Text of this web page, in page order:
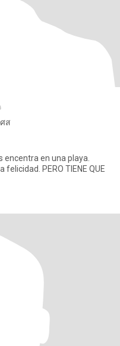
ส
en una playa.
PERO TIENE QUE